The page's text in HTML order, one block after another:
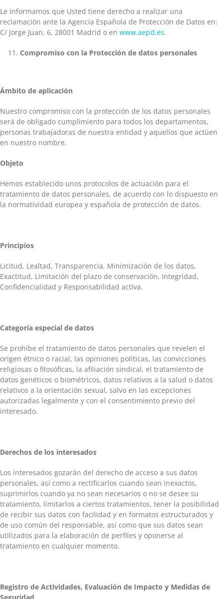
Le informamos que Usted tiene derecho a realizar una
reclamación ante la Agencia Española de Protección de Datos en:
C/ Jorge Juan, 6, 28001 Madrid o en www.aepd.es.
Compromiso con la Protección de datos personales
Ámbito de aplicación
Nuestro compromiso con la protección de los datos personales
será de obligado cumplimiento para todos los departamentos,
personas trabajadoras de nuestra entidad y aquellos que actúen
en nuestro nombre.
Objeto
Hemos establecido unos protocolos de actuación para el
tratamiento de datos personales, de acuerdo con lo dispuesto en
la normatividad europea y española de protección de datos.
Principios
Licitud, Lealtad, Transparencia, Minimización de los datos,
Exactitud, Limitación del plazo de conservación, Integridad,
Confidencialidad y Responsabilidad activa.
Categoría especial de datos
Se prohíbe el tratamiento de datos personales que revelen el
origen étnico o racial, las opiniones políticas, las convicciones
religiosas o filosóficas, la afiliación sindical, el tratamiento de
datos genéticos o biométricos, datos relativos a la salud o datos
relativos a la orientación sexual, salvo en las excepciones
autorizadas legalmente y con el consentimiento previo del
interesado.
Derechos de los interesados
Los interesados gozarán del derecho de acceso a sus datos
personales, así como a rectificarlos cuando sean inexactos,
suprimirlos cuando ya no sean necesarios o no se desee su
tratamiento, limitarlos a ciertos tratamientos, tener la posibilidad
de recibir sus datos con facilidad y en formatos estructurados y
de uso común del responsable, así como que sus datos sean
utilizados para la elaboración de perfiles y oponerse al
tratamiento en cualquier momento.
Registro de Actividades, Evaluación de Impacto y Medidas de